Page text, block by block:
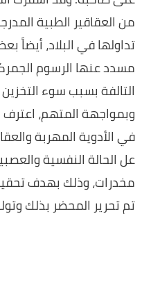
من العقاقير الطبية
تداولها في البلاد، أيضاً
مسدد عنها الرسوم
التالفة بسبب سوء
وبمواجهة المتهم، اعترف
في الأدوية المهربة
عل الحالة النفسية
مخدرات، وذلك بهدف
تم تحرير المحضر بذلك